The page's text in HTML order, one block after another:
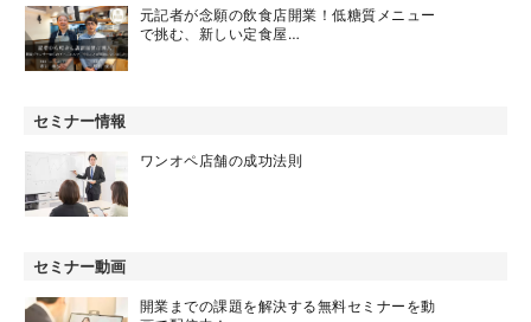
元記者が念願の飲食店開業！低糖質メニュー
で挑む、新しい定食屋…
セミナー情報
ワンオペ店舗の成功法則
セミナー動画
開業までの課題を解決する無料セミナーを動